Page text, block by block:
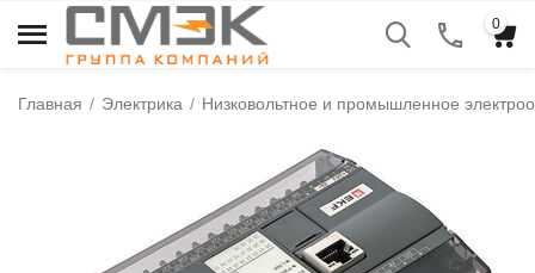
0
Главная / Электрика / Низковольтное и промышленное